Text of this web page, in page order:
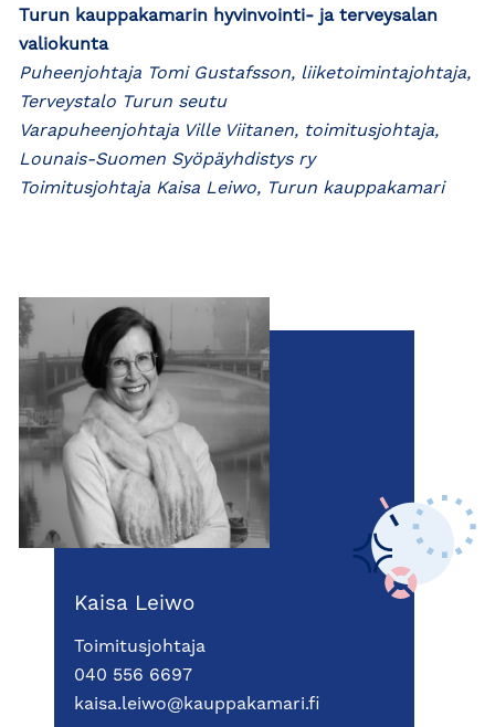
Turun kauppakamarin hyvinvointi- ja terveysalan
valiokunta
Puheenjohtaja Tomi Gustafsson, liiketoimintajohtaja,
Terveystalo Turun seutu
Varapuheenjohtaja Ville Viitanen, toimitusjohtaja,
Lounais-Suomen Syöpäyhdistys ry
Toimitusjohtaja Kaisa Leiwo, Turun kauppakamari
Kaisa Leiwo
Toimitusjohtaja
040 556 6697
kaisa.leiwo@kauppakamari.fi